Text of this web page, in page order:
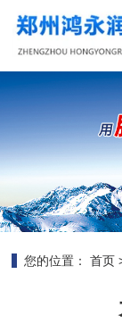
您的位置： 首页